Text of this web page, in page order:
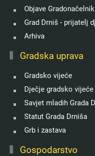
Objave
Grad Drniš - prijatelj
Arhiva
Gradska uprava
Gradsko vijeće
Dječje gradsko vijeće
Savjet mladih Grada
Statut Grada Drniša
Grb i zastava
Gospodarstvo